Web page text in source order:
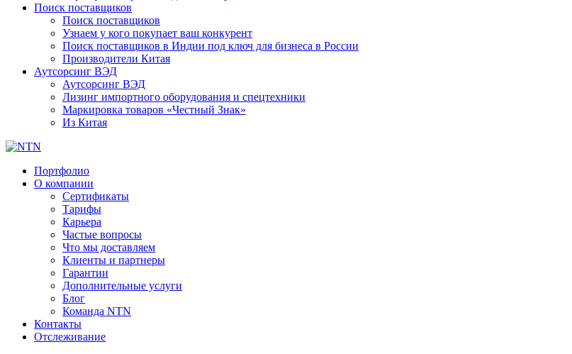
Поиск поставщиков
Поиск поставщиков
Узнаем у кого покупает ваш конкурент
Поиск поставщиков в Индии под ключ для бизнеса в России
Производители Китая
Аутсорсинг ВЭД
Аутсорсинг ВЭД
Лизинг импортного оборудования и спецтехники
Маркировка товаров «Честный Знак»
Из Китая
Портфолио
О компании
Сертификаты
Тарифы
Карьера
Частые вопросы
Что мы доставляем
Клиенты и партнеры
Гарантии
Дополнительные услуги
Блог
Команда NTN
Контакты
Отслеживание